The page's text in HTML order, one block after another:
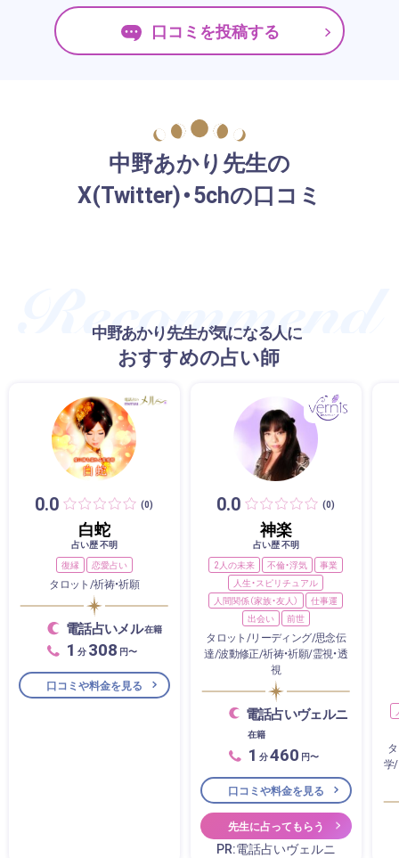
口コミを投稿する
中野あかり先生の
X(Twitter)・5chの口コミ
中野あかり先生が気になる人に
おすすめの占い師
0.0 (0)
白蛇
占い歴 不明
復縁
恋愛占い
タロット/祈祷・祈願
電話占いメル在籍
1 分 308 円〜
口コミや料金を見る
0.0 (0)
神楽
占い歴 不明
2人の未来
不倫・浮気
事業
人生・スピリチュアル
人間関係（家族・友人）
仕事運
出会い
前世
タロット/リーディング/思念伝
達/波動修正/祈祷・祈願/霊視・透
視
電話占いヴェルニ
在籍
1 分460 円〜
口コミや料金を見る
先生に占ってもらう
PR:電話占いヴェルニ
学